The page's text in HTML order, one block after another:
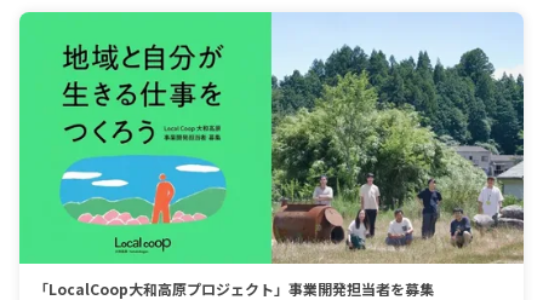
「LocalCoop大和高原プロジェクト」事業開発担当者を募集